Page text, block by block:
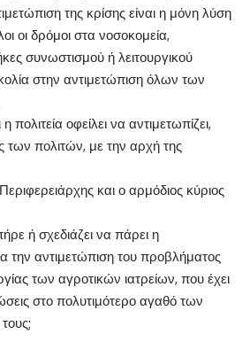
της κρίσης είναι η μόνη λύση
οι δρόμοι στα νοσοκομεία,
συνωστισμού ή λειτουργικού
στην αντιμετώπιση όλων των
πολιτεία οφείλει να αντιμετωπίζει,
των πολιτών, με την αρχή της
και ο αρμόδιος κύριος
ή σχεδιάζει να πάρει η
την αντιμετώπιση του προβλήματος
των αγροτικών ιατρείων, που έχει
στο πολυτιμότερο αγαθό των